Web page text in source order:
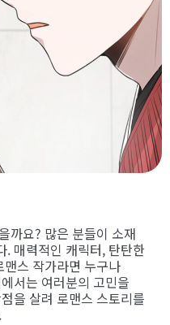
까요? 많은 분들이 소재
. 매력적인 캐릭터, 탄탄한
스 작가라면 누구나
서는 여러분의 고민을
을 살려 로맨스 스토리를